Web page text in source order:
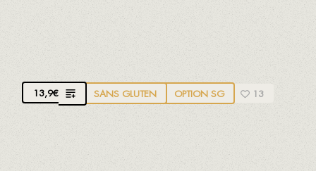
13,9€ SANS GLUTEN OPTION SG 13
MAXICANNELLONIS DE NOTRE CHEF